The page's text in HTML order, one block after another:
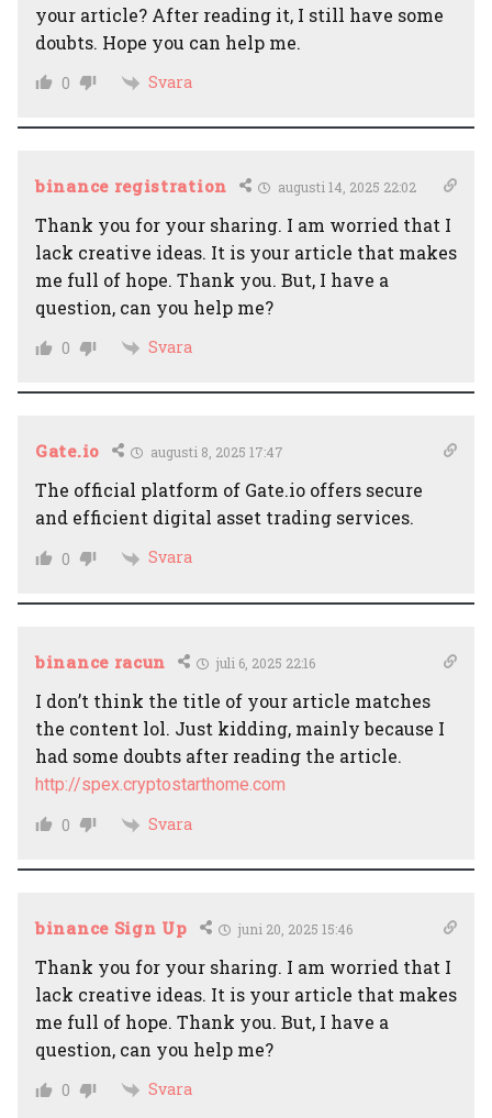
your article? After reading it, I still have some
doubts. Hope you can help me.
0 Svara
binance registration augusti 14, 2025 22:02
Thank you for your sharing. I am worried that I
lack creative ideas. It is your article that makes
me full of hope. Thank you. But, I have a
question, can you help me?
0 Svara
Gate.io augusti 8, 2025 17:47
The official platform of Gate.io offers secure
and efficient digital asset trading services.
0 Svara
binance racun juli 6, 2025 22:16
I don’t think the title of your article matches
the content lol. Just kidding, mainly because I
had some doubts after reading the article.
http://spex.cryptostarthome.com
0
Svara
binance Sign Up juni 20, 2025 15:46
Thank you for your sharing. I am worried that I
lack creative ideas. It is your article that makes
me full of hope. Thank you. But, I have a
question, can you help me?
0 Svara